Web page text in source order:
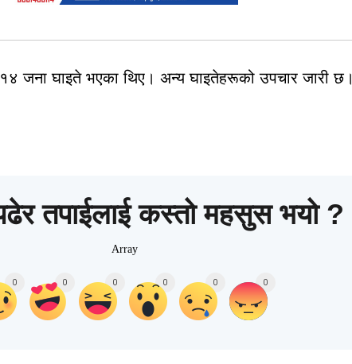
जना घाइते भएका थिए। अन्य घाइतेहरूको उपचार जारी छ।
तपाईलाई कस्तो महसुस भयो ?
Array
0 0 0 0 0 0